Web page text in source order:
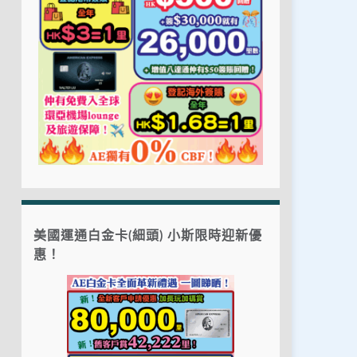
美國運通白金卡(細頭) 小斯限時迎新優
惠！